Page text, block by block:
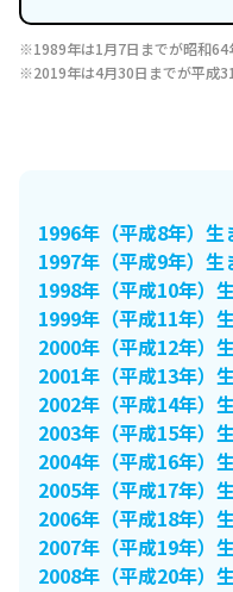
1989年は1月7日までが昭和64
2019年は4月30日までが平成
1996年（平成8年）生
1997年（平成9年）生
1998年（平成10年）
1999年（平成11年）
2000年（平成12年）
2001年（平成13年）
2002年（平成14年）
2003年（平成15年）
2004年（平成16年）
2005年（平成17年）
2006年（平成18年）
2007年（平成19年）
2008年（平成20年）